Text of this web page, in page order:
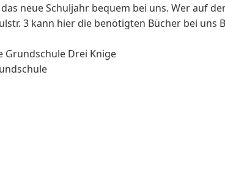
neue Schuljahr bequem bei uns. Wer auf
3 kann hier die benötigten Bücher bei uns
Drei Knige